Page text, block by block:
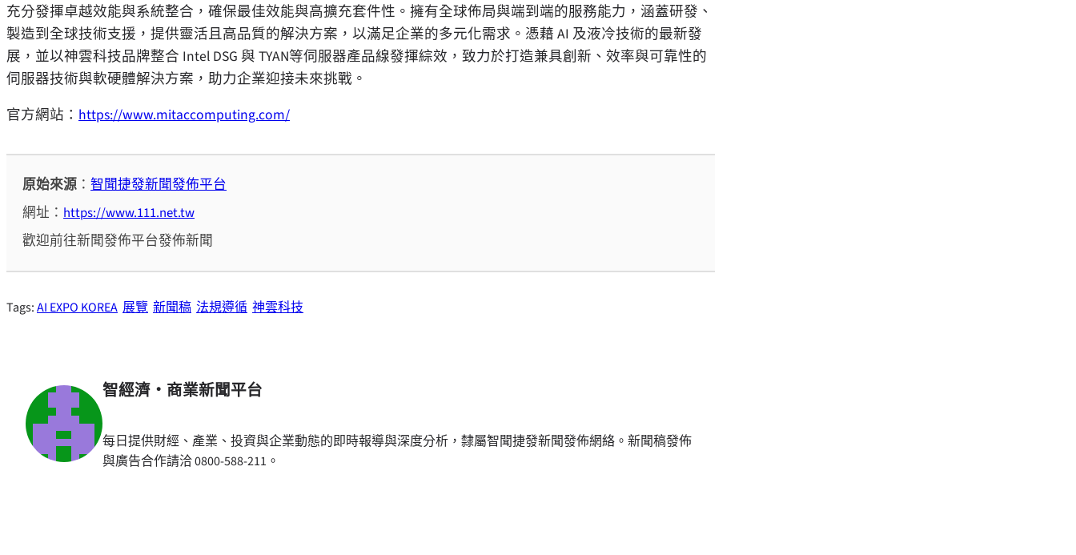
充分發揮卓越效能與系統整合，確保最佳效能與高擴充套件性。擁有全球佈局與端到端的服務能力，涵蓋研發、
製造到全球技術支援，提供靈活且高品質的解決方案，以滿足企業的多元化需求。憑藉 AI 及液冷技術的最新發
展，並以神雲科技品牌整合 Intel DSG 與 TYAN等伺服器產品線發揮綜效，致力於打造兼具創新、效率與可靠性的
伺服器技術與軟硬體解決方案，助力企業迎接未來挑戰。
官方網站： https://www.mitaccomputing.com/
原始來源 ：智聞捷發新聞發佈平台
網址：https://www.111.net.tw
歡迎前往新聞發佈平台發佈新聞
Tags:AI EXPO KOREA 展覽 新聞稿 法規遵循 神雲科技
智經濟・商業新聞平台
每日提供財經、產業、投資與企業動態的即時報導與深度分析，隸屬智聞捷發新聞發佈網絡。新聞稿發佈
與廣告合作請洽 0800-588-211。